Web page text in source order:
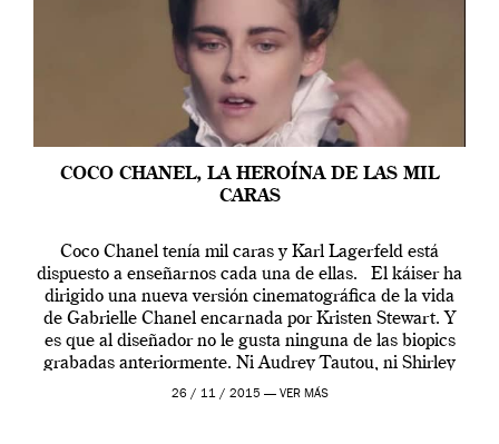
COCO CHANEL, LA HEROÍNA DE LAS MIL
CARAS
Coco Chanel tenía mil caras y Karl Lagerfeld está
dispuesto a enseñarnos cada una de ellas. El káiser ha
dirigido una nueva versión cinematográfica de la vida
de Gabrielle Chanel encarnada por Kristen Stewart. Y
es que al diseñador no le gusta ninguna de las biopics
grabadas anteriormente. Ni Audrey Tautou, ni Shirley
McLaine ni ninguna otra. A él […]
26 / 11 / 2015 — VER MÁS